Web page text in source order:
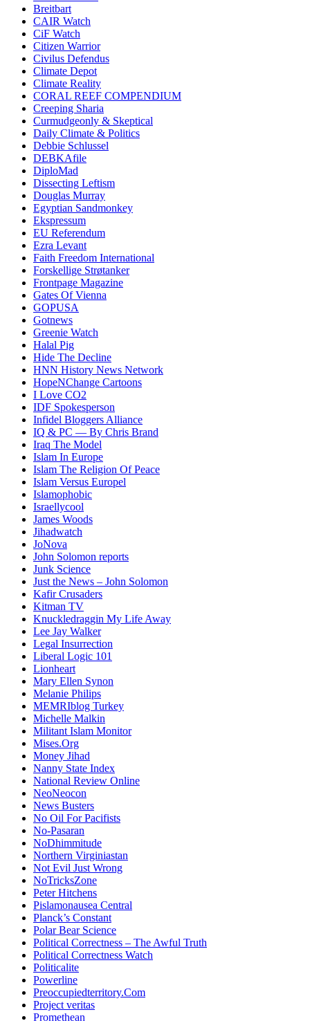
Breitbart
CAIR Watch
CiF Watch
Citizen Warrior
Civilus Defendus
Climate Depot
Climate Reality
CORAL REEF COMPENDIUM
Creeping Sharia
Curmudgeonly & Skeptical
Daily Climate & Politics
Debbie Schlussel
DEBKAfile
DiploMad
Dissecting Leftism
Douglas Murray
Egyptian Sandmonkey
Ekspressum
EU Referendum
Ezra Levant
Faith Freedom International
Forskellige Strøtanker
Frontpage Magazine
Gates Of Vienna
GOPUSA
Gotnews
Greenie Watch
Halal Pig
Hide The Decline
HNN History News Network
HopeNChange Cartoons
I Love CO2
IDF Spokesperson
Infidel Bloggers Alliance
IQ & PC — By Chris Brand
Iraq The Model
Islam In Europe
Islam The Religion Of Peace
Islam Versus Europel
Islamophobic
Israellycool
James Woods
Jihadwatch
JoNova
John Solomon reports
Junk Science
Just the News – John Solomon
Kafir Crusaders
Kitman TV
Knuckledraggin My Life Away
Lee Jay Walker
Legal Insurrection
Liberal Logic 101
Lionheart
Mary Ellen Synon
Melanie Philips
MEMRIblog Turkey
Michelle Malkin
Militant Islam Monitor
Mises.Org
Money Jihad
Nanny State Index
National Review Online
NeoNeocon
News Busters
No Oil For Pacifists
No-Pasaran
NoDhimmitude
Northern Virginiastan
Not Evil Just Wrong
NoTricksZone
Peter Hitchens
Pislamonausea Central
Planck’s Constant
Polar Bear Science
Political Correctness – The Awful Truth
Political Correctness Watch
Politicalite
Powerline
Preoccupiedterritory.Com
Project veritas
Promethean